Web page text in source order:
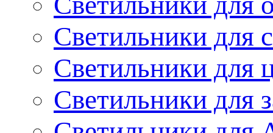
Светильники для
Светильники для
Светильники для